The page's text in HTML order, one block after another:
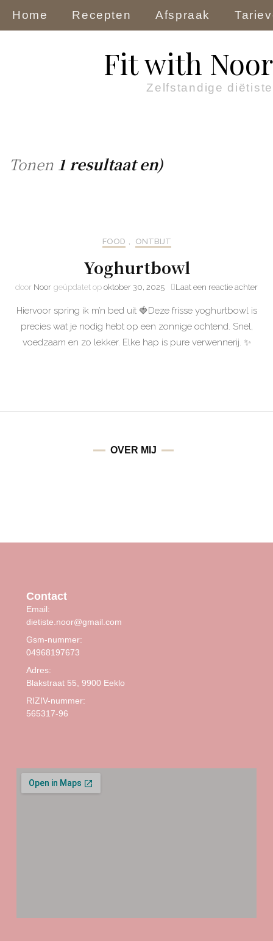
Home Recepten Afspraak
Fit with Noor
Zelfstandige diëtiste
Tonen 1 resultaat en)
FOOD , ONTBIJT
Yoghurtbowl
door Noor geüpdatet op oktober 30, 2025 Laat een reactie achter
Hiervoor spring ik m’n bed uit 🍓Deze frisse yoghurtbowl is
precies wat je nodig hebt op een zonnige ochtend. Snel,
voedzaam en zo lekker. Elke hap is pure verwennerij. ✨
OVER MIJ
Contact
Email:
dietiste.noor@gmail.com
Gsm-nummer:
04968197673
Adres:
Blakstraat 55, 9900 Eeklo
RIZIV-nummer:
565317-96